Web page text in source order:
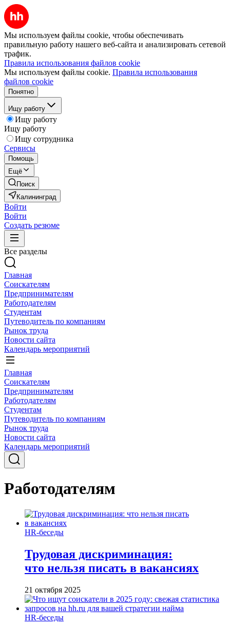
Мы используем файлы cookie, чтобы обеспечивать
правильную работу нашего веб-сайта и анализировать сетевой
трафик.
Правила использования файлов cookie
Мы используем файлы cookie. Правила использования
файлов cookie
Понятно
Ищу работу
Ищу работу
Ищу работу
Ищу сотрудника
Сервисы
Помощь
Ещё
Поиск
Калининград
Войти
Войти
Создать резюме
Все разделы
Главная
Соискателям
Предпринимателям
Работодателям
Студентам
Путеводитель по компаниям
Рынок труда
Новости сайта
Календарь мероприятий
Главная
Соискателям
Предпринимателям
Работодателям
Студентам
Путеводитель по компаниям
Рынок труда
Новости сайта
Календарь мероприятий
Работодателям
HR-беседы
Трудовая дискриминация:
что нельзя писать в вакансиях
21 октября 2025
HR-беседы